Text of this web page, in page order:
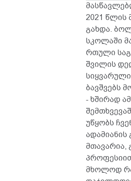
2021
გახდა.
სკოლაში
რთული
შვილის
ბავშვებს
- ხშირად
უწყობს
მთავარია,
მხოლოდ